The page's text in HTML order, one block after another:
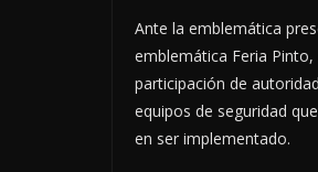
Ante la emblemática
emblemática Feria
participación de
equipos de seguridad
en ser implementado.